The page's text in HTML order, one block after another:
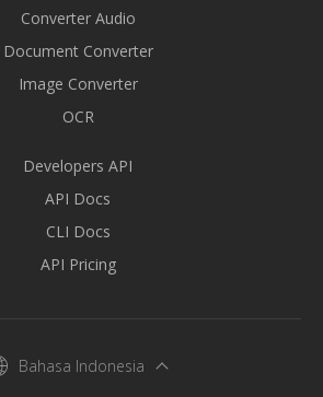
Converter Audio
Document Converter
Image Converter
OCR
Developers API
API Docs
CLI Docs
API Pricing
Bahasa Indonesia